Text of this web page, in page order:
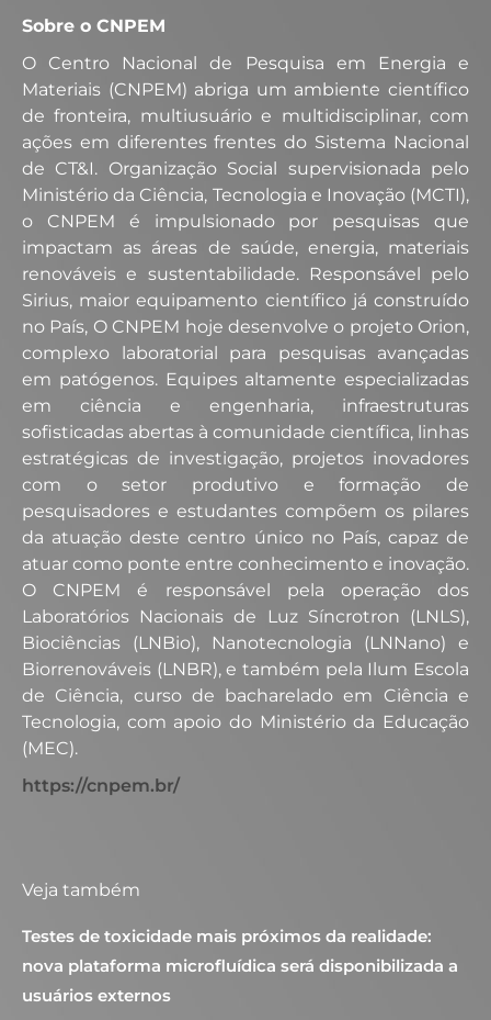
Sobre o CNPEM
O Centro Nacional de Pesquisa em Energia e
Materiais (CNPEM) abriga um ambiente científico
de fronteira, multiusuário e multidisciplinar, com
ações em diferentes frentes do Sistema Nacional
de CT&I. Organização Social supervisionada pelo
Ministério da Ciência, Tecnologia e Inovação (MCTI),
o CNPEM é impulsionado por pesquisas que
impactam as áreas de saúde, energia, materiais
renováveis e sustentabilidade. Responsável pelo
Sirius, maior equipamento científico já construído
no País, O CNPEM hoje desenvolve o projeto Orion,
complexo laboratorial para pesquisas avançadas
em patógenos. Equipes altamente especializadas
em ciência e engenharia, infraestruturas
sofisticadas abertas à comunidade científica, linhas
estratégicas de investigação, projetos inovadores
com o setor produtivo e formação de
pesquisadores e estudantes compõem os pilares
da atuação deste centro único no País, capaz de
atuar como ponte entre conhecimento e inovação.
O CNPEM é responsável pela operação dos
Laboratórios Nacionais de Luz Síncrotron (LNLS),
Biociências (LNBio), Nanotecnologia (LNNano) e
Biorrenováveis (LNBR), e também pela Ilum Escola
de Ciência, curso de bacharelado em Ciência e
Tecnologia, com apoio do Ministério da Educação
(MEC).
https://cnpem.br/
Veja também
Testes de toxicidade mais próximos da realidade:
nova plataforma microfluídica será disponibilizada a
usuários externos